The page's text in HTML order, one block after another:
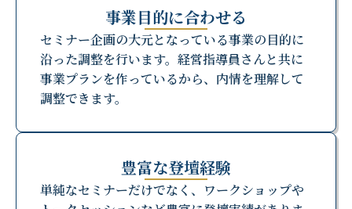
事業目的に合わせる
セミナー企画の大元となっている事業の目的に
沿った調整を行います。経営指導員さんと共に
事業プランを作っているから、内情を理解して
調整できます。
豊富な登壇経験
単純なセミナーだけでなく、ワークショップや